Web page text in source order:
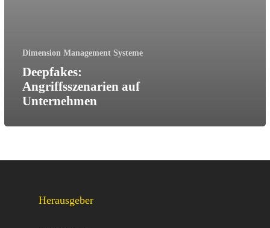
Dimension Management Systeme
Deepfakes:
Angriffsszenarien auf
Unternehmen
Herausgeber